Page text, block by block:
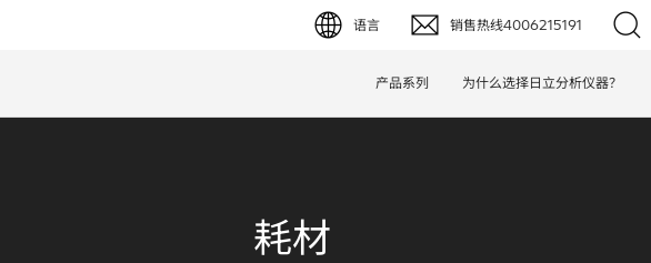
语言
English (EN)
销售热线4006215191
产品系列 为什么选择日立分析仪器？
耗材